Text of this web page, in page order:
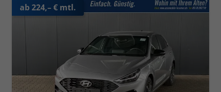
ab 224,– € mtl.